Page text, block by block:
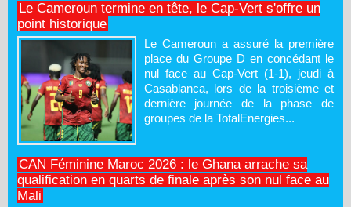
Le Cameroun termine en tête, le Cap-Vert s'offre un
point historique
Le Cameroun a assuré la première
place du Groupe D en concédant le
nul face au Cap-Vert (1-1), jeudi à
Casablanca, lors de la troisième et
dernière journée de la phase de
groupes de la TotalEnergies...
CAN Féminine Maroc 2026 : le Ghana arrache sa
qualification en quarts de finale après son nul face au
Mali